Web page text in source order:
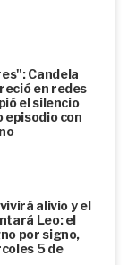
Candela
en redes
el silencio
episodio con
alivio y el
Leo: el
por signo,
5 de